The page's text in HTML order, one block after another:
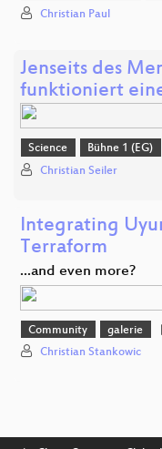
Christian Paul
Jenseits des
funktioniert
Science Bühne 1 (EG)
Christian Seiler
Integrating
Terraform
...and even more?
Community galerie
Christian Stankowic